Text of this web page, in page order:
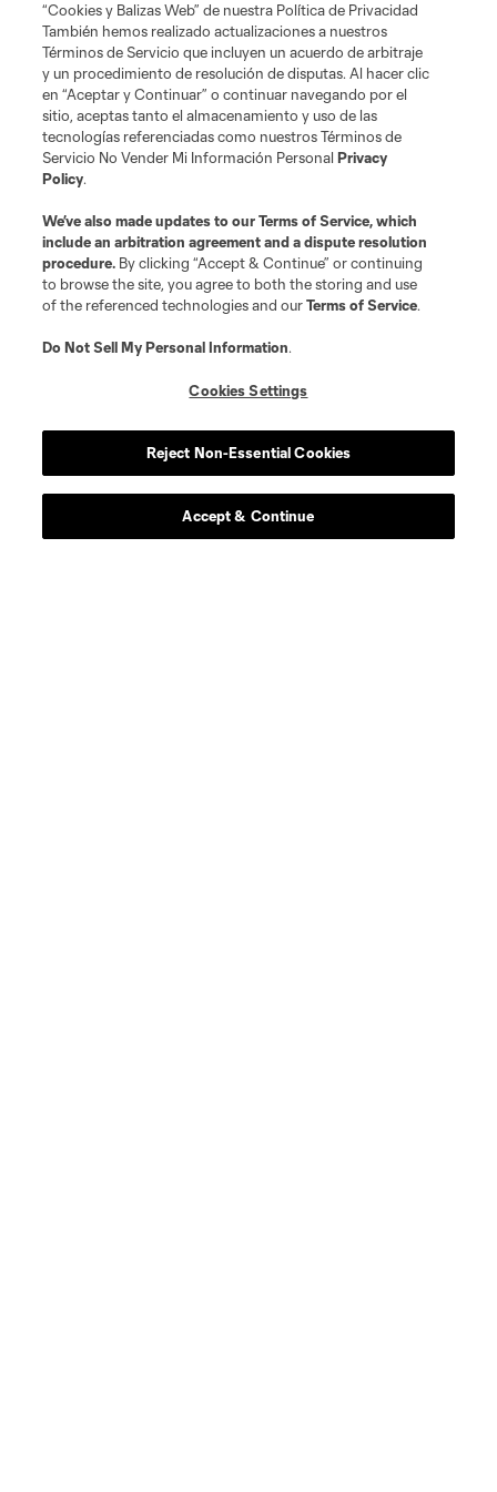
“Cookies y Balizas Web” de nuestra Política de Privacidad
También hemos realizado actualizaciones a nuestros
Términos de Servicio que incluyen un acuerdo de arbitraje
y un procedimiento de resolución de disputas. Al hacer clic
en “Aceptar y Continuar” o continuar navegando por el
sitio, aceptas tanto el almacenamiento y uso de las
tecnologías referenciadas como nuestros Términos de
Servicio No Vender Mi Información PersonalPrivacy
Policy.
We’ve also made updates to ourTerms of Service, which
include an arbitration agreement and a dispute resolution
procedure. By clicking “Accept & Continue” or continuing
to browse the site, you agree to both the storing and use
of the referenced technologies and ourTerms of Service.
Do Not Sell My Personal Information.
Cookies Settings
Reject Non-Essential Cookies
Accept & Continue